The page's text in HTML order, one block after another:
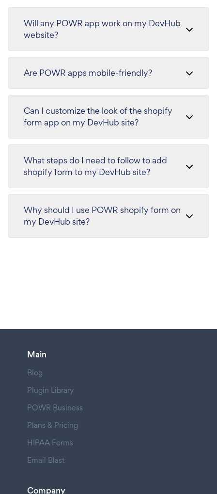
Will any POWR app work on my DevHub
website?
Are POWR apps mobile-friendly?
Can I customize the look of the shopify
form app on my DevHub site?
What steps do I need to follow to add
shopify form to my DevHub site?
Why should I use POWR shopify form on
my DevHub site?
Main
Blog
Plugin Library
POWR Business
Plans & Pricing
HIPAA Forms
Email Blast
Company